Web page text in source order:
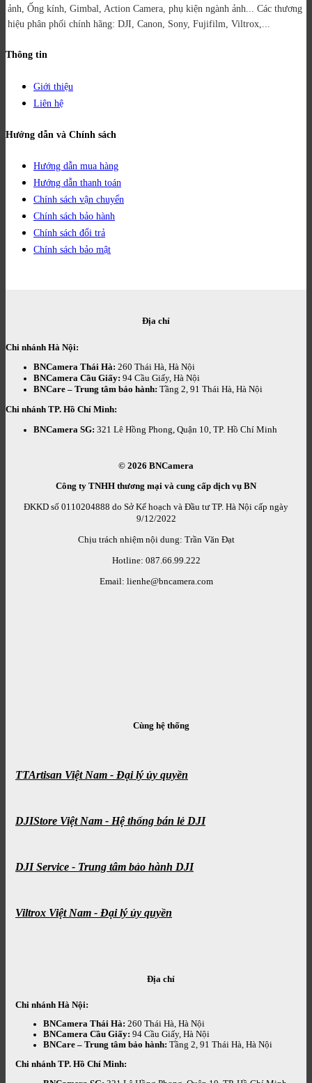
ảnh, Ống kính, Gimbal, Action Camera, phụ kiện ngành ảnh...
Các thương
hiệu phân phối chính hãng: DJI, Canon, Sony, Fujifilm, Viltrox,...
Thông tin
Giới thiệu
Liên hệ
Hướng dẫn và Chính sách
Hướng dẫn mua hàng
Hướng dẫn thanh toán
Chính sách vận chuyển
Chính sách bảo hành
Chính sách đổi trả
Chính sách bảo mật
Địa chỉ
Chi nhánh Hà Nội:
BNCamera Thái Hà: 260 Thái Hà, Hà Nội
BNCamera Cầu Giấy: 94 Cầu Giấy, Hà Nội
BNCare – Trung tâm bảo hành: Tầng 2, 91 Thái Hà, Hà Nội
Chi nhánh TP. Hồ Chí Minh:
BNCamera SG: 321 Lê Hồng Phong, Quận 10, TP. Hồ Chí Minh
© 2026 BNCamera
Công ty TNHH thương mại và cung cấp dịch vụ BN
ĐKKD số 0110204888 do Sở Kế hoạch và Đầu tư TP. Hà Nội cấp ngày
9/12/2022
Chịu trách nhiệm nội dung: Trần Văn Đạt
Hotline: 087.66.99.222
Email: lienhe@bncamera.com
Cùng hệ thống
TTArtisan Việt Nam - Đại lý ủy quyền
DJIStore Việt Nam - Hệ thống bán lẻ DJI
DJI Service - Trung tâm bảo hành DJI
Viltrox Việt Nam - Đại lý ủy quyền
Địa chỉ
Chi nhánh Hà Nội:
BNCamera Thái Hà: 260 Thái Hà, Hà Nội
BNCamera Cầu Giấy: 94 Cầu Giấy, Hà Nội
BNCare – Trung tâm bảo hành: Tầng 2, 91 Thái Hà, Hà Nội
Chi nhánh TP. Hồ Chí Minh: